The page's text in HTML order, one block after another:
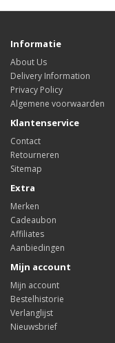
Informatie
About Us
Delivery Information
Privacy Policy
Algemene voorwaarden
Klantenservice
Contact
Retourneren
Sitemap
Extra
Merken
Cadeaubon
Affiliates
Aanbiedingen
Mijn account
Mijn account
Bestelhistorie
Verlanglijst
Nieuwsbrief